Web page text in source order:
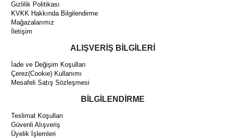
Gizlilik Politikası
KVKK Hakkında Bilgilendirme
Mağazalarımız
İletişim
ALIŞVERİŞ BİLGİLERİ
İade ve Değişim Koşulları
Çerez(Cookie) Kullanımı
Mesafeli Satış Sözleşmesi
BİLGİLENDİRME
Teslimat Koşulları
Güvenli Alışveriş
Üyelik İşlemleri